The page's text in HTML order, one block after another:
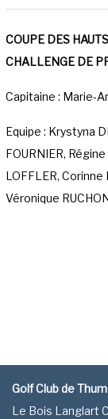
COUPE DES
CHALLENGE DE
Capitaine : Marie-
Equipe : Krystyna
FOURNIER,
LOFFLER, Corinne
Véronique
Golf Club de
Le Bois Langlart